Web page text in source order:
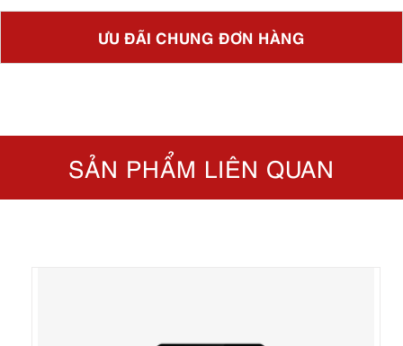
ƯU ĐÃI CHUNG ĐƠN HÀNG
SẢN PHẨM LIÊN QUAN